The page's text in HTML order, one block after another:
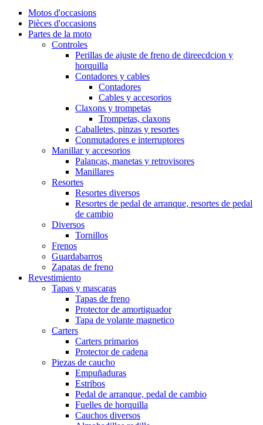
Motos d'occasions
Pièces d'occasions
Partes de la moto
Controles
Perillas de ajuste de freno de direecdcion y
horquilla
Contadores y cables
Contadores
Cables y accesorios
Claxons y trompetas
Trompetas, claxons
Caballetes, pinzas y resortes
Conmutadores e interruptores
Manillar y accesorios
Palancas, manetas y retrovisores
Manillares
Resortes
Resortes diversos
Resortes de pedal de arranque, resortes de pedal
de cambio
Diversos
Tornillos
Frenos
Guardabarros
Zapatas de freno
Revestimiento
Tapas y mascaras
Tapas de freno
Protector de amortiguador
Tapa de volante magnetico
Carters
Carters primarios
Protector de cadena
Piezas de caucho
Empuñaduras
Estribos
Pedal de arranque, pedal de cambio
Fuelles de horquilla
Cauchos diversos